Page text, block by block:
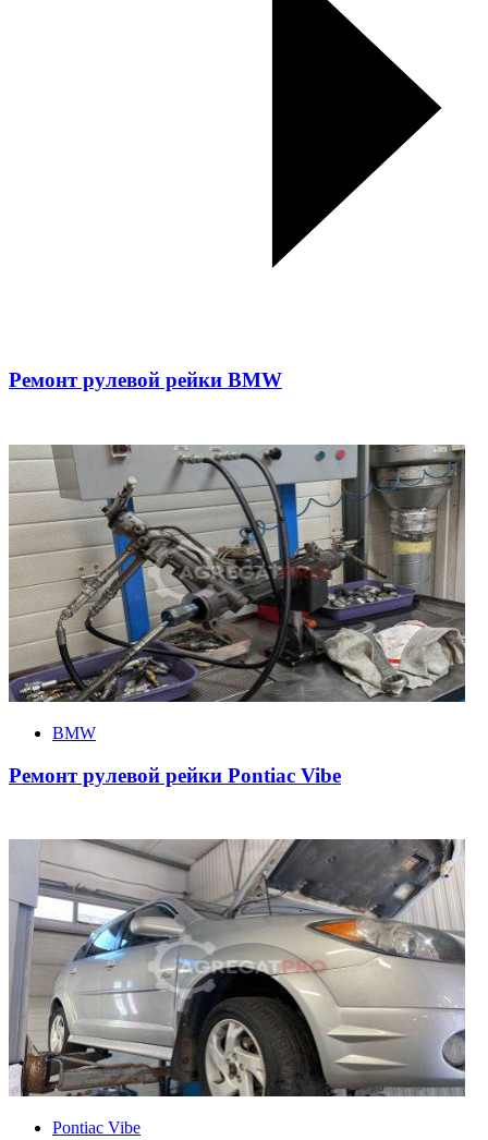
Ремонт рулевой рейки BMW
BMW
Ремонт рулевой рейки Pontiac Vibe
Pontiac Vibe